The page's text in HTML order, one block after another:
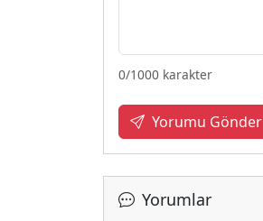
0/1000 karakter
Yorumu Gönder
Yorumlar